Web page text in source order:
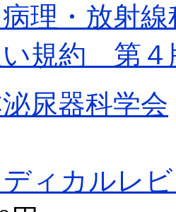
理・放射
い規約 第４
泌尿器科学会
ディカルレ